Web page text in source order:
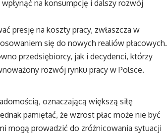
na konsumpcję i dalszy rozwój
presję na koszty pracy, zwłaszcza w
się do nowych realiów płacowych.
przedsiębiorcy, jak i decydenci, którzy
rozwój rynku pracy w Polsce.
oznaczającą większą siłę
pamiętać, że wzrost płac może nie być
mogą prowadzić do zróżnicowania sytuacji